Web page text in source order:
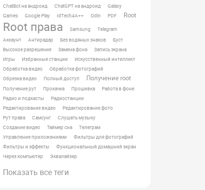
ChatBot на андроид
ChatGPT на андроид
Galaxy
Games
Google Play IdTech4A++ Odin PDF Root
Root права Samsung
Telegram
Аккаунт
Антирадар Без водяных знаков
Буст
Высокое разрешение
Замена фона
Запись экрана
Игры
Избранные станции
Искусственный интеллект
Обработка видео
Обработка фотографий
Обрезка видео
Полный доступ Получение root
Получение рут Прокачка Прошивка
Работа в фоне
Радио и подкасты
Радиостанции
Редактирование видео
Редактирование фото
Рут права
Самсунг
Слушать музыку
Создание видео
Таймер сна
Телеграм
Управление приложениями
Фильтры для фотографий
Фильтры и эффекты
Функциональный домашний экран
Через компьютер
Эквалайзер
Показать все теги